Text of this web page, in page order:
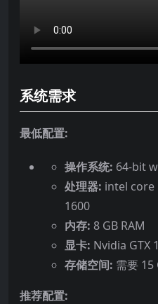
系统需求
最低配置:
操作系统: 64-bit
处理器: intel core
1600
内存: 8 GB RAM
显卡: Nvidia GTX
存储空间: 需要 15
推荐配置: